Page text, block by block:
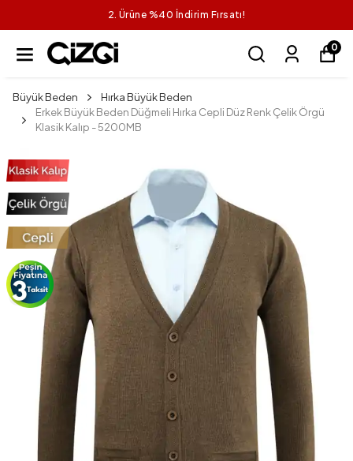
2. Ürüne %40 İndirim Fırsatı!
0
Büyük Beden
Hırka Büyük Beden
Erkek Büyük Beden Düğmeli Hırka Cepli Düz Renk Çelik Örgü
Klasik Kalıp - 5200MB